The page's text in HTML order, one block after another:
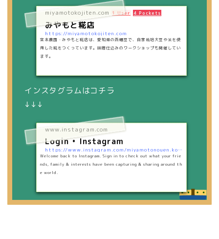
miyamotokojiten.com 1 User 4 Pockets
みやもと糀店
https://miyamotokojiten.com
宮本農園・みやもと糀店は、愛知県の西幡豆で、自家栽培大豆や米を使
用した糀をつくっています。味噌仕込みのワークショップも開催してい
ます。
インスタグラムはコチラ
↓↓↓
www.instagram.com
Login • Instagram
https://www.instagram.com/miyamotonouen.kouji/?hl=ja
Welcome back to Instagram. Sign in to check out what your frie
nds, family & interests have been capturing & sharing around th
e world.